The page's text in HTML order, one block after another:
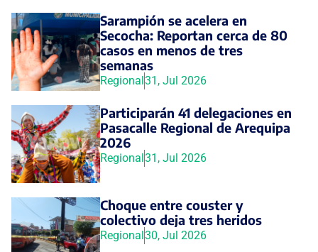
Sarampión se acelera en
Secocha: Reportan cerca de 80
casos en menos de tres
semanas
Regional 31, Jul 2026
Participarán 41 delegaciones en
Pasacalle Regional de Arequipa
2026
Regional 31, Jul 2026
Choque entre couster y
colectivo deja tres heridos
Regional 30, Jul 2026